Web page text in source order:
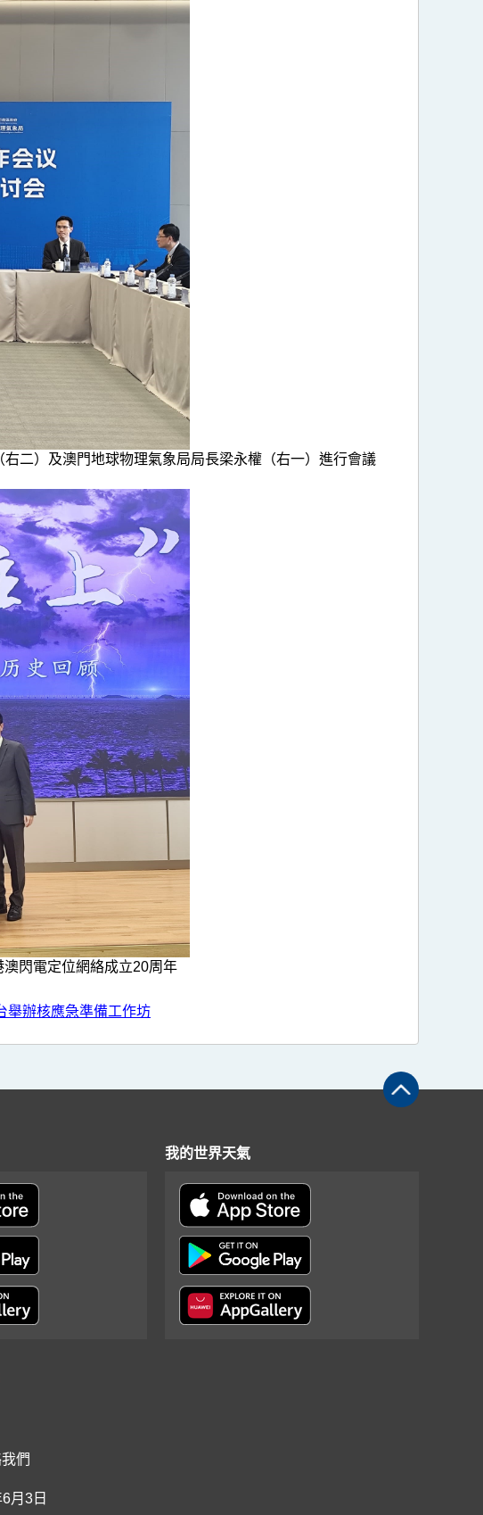
二）及澳門地球物理氣象局局長梁永權（右一）進行會議
閃電定位網絡成立20周年
舉辦核應急準備工作坊
我的世界天氣
們
月3日